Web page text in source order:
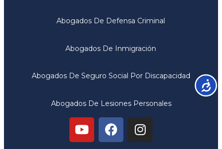
Abogados De Defensa Criminal
Abogados De Inmigración
Abogados De Seguro Social Por Discapacidad
Abogados De Lesiones Personales